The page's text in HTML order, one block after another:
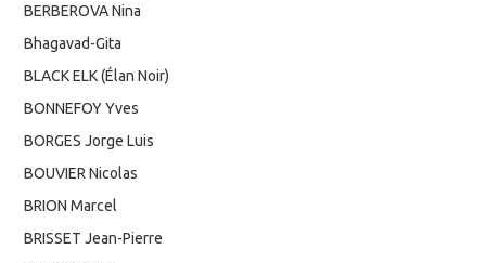
BERBEROVA Nina
Bhagavad-Gita
BLACK ELK (Élan Noir)
BONNEFOY Yves
BORGES Jorge Luis
BOUVIER Nicolas
BRION Marcel
BRISSET Jean-Pierre